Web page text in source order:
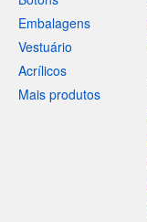
Embalagens
Vestuário
Acrílicos
Mais produtos